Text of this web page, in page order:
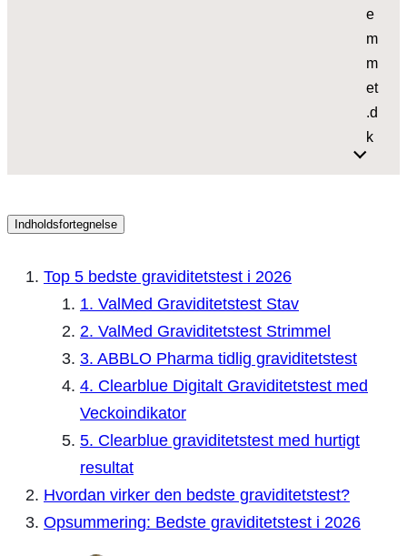
e
m
m
et
.d
k
Indholdsfortegnelse
Top 5 bedste graviditetstest i 2026
1. ValMed Graviditetstest Stav
2. ValMed Graviditetstest Strimmel
3. ABBLO Pharma tidlig graviditetstest
4. Clearblue Digitalt Graviditetstest med
Veckoindikator
5. Clearblue graviditetstest med hurtigt
resultat
Hvordan virker den bedste graviditetstest?
Opsummering: Bedste graviditetstest i 2026